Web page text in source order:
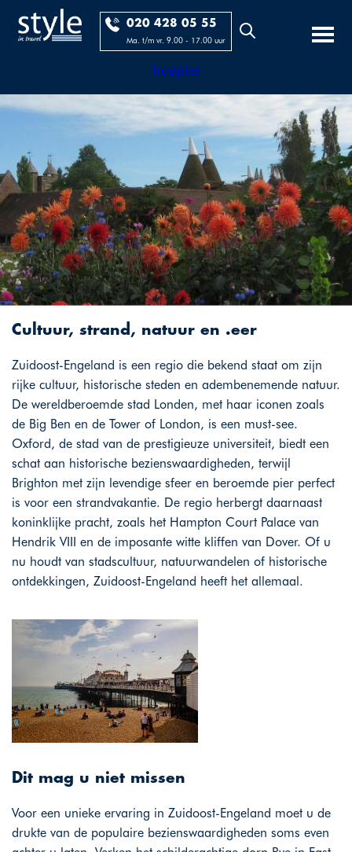
020 428 05 55
Ma. t/m vr. 9.00 - 17.00 uur
Trustpilot
Cultuur, strand, natuur en .eer
Zuidoost-Engeland is een regio die bekend staat om zijn
rijke cultuur, historische steden en adembenemende natuur.
De wereldberoemde stad Londen, met haar iconen zoals
de Big Ben en de Tower of London, is een must-see.
Oxford, de stad van de prestigieuze universiteit, biedt een
schat aan historische bezienswaardigheden, terwijl
Brighton met zijn levendige sfeer en beroemde pier perfect
is voor een strandvakantie. De regio herbergt daarnaast
koninklijke pracht, zoals het Hampton Court Palace van
Hendrik VIII en de imposante witte kliffen van Dover. Of u
nu houdt van stadscultuur, natuurwandelen of historische
ontdekkingen, Zuidoost-Engeland heeft het allemaal.
Dit mag u niet missen
Voor een unieke ervaring in Zuidoost-Engeland moet u de
drukte van de populaire bezienswaardigheden soms even